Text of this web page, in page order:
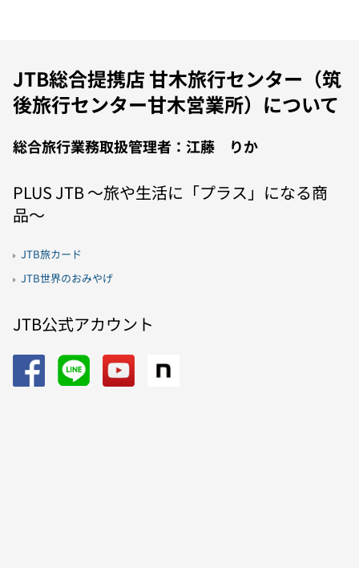
JTB総合提携店 甘木旅行センター（筑
後旅行センター甘木営業所）について
総合旅行業務取扱管理者：江藤 りか
PLUS JTB 〜旅や生活に「プラス」になる商
品〜
JTB旅カード
JTB世界のおみやげ
JTB公式アカウント